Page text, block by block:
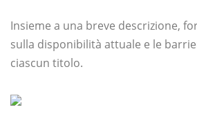
Insieme a una breve descrizione,
sulla disponibilità attuale e le
ciascun titolo.